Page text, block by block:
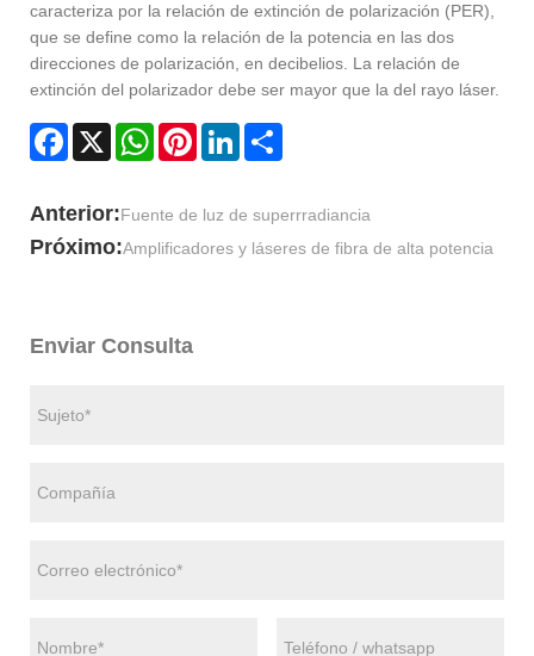
caracteriza por la relación de extinción de polarización (PER),
que se define como la relación de la potencia en las dos
direcciones de polarización, en decibelios. La relación de
extinción del polarizador debe ser mayor que la del rayo láser.
Facebook
X WhatsAppPinterestLinkedIn
Anterior:Fuente de luz de superrradiancia
Próximo:Amplificadores y láseres de fibra de alta potencia
Enviar Consulta